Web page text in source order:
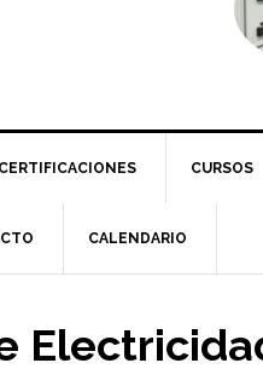
CERTIFICACIONES CURSOS
CALENDARIO